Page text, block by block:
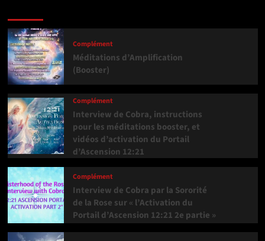
Complément
Méditations d’Amplification
(Booster)
Complément
Interview de Cobra, instructions
pour les méditations booster, et
vidéos d’activation du Portail
d’Ascension 12:21
Complément
Interview de Cobra par la Sororité
de la Rose sur « l’Activation du
Portail d’Ascension 12:21 2e partie »